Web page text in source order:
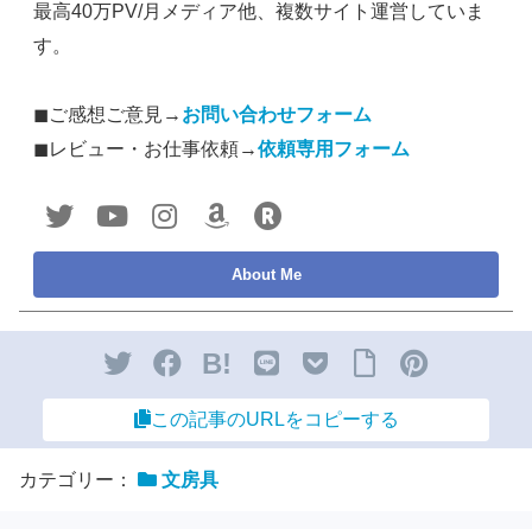
最高40万PV/月メディア他、複数サイト運営していま
す。
◼︎ご感想ご意見→ お問い合わせフォーム
◼︎レビュー・お仕事依頼→依頼専用フォーム
B!
この記事のURLをコピーする
カテゴリー： 文房具